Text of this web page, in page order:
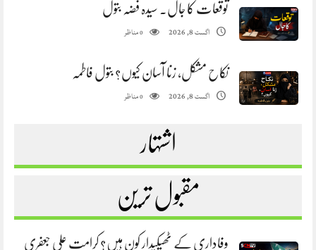
توقعات کا جال. سیدہ فضہ بتول
اگست 8, 2026 0مناظر
نکاح مشکل، زنا آسان کیوں؟ بتول فاطمہ
اگست 8, 2026 0مناظر
اشتہار
مقبول ترین
وفاداری کے ٹھیکیدار کون ہیں؟ کرامت علی جعفری